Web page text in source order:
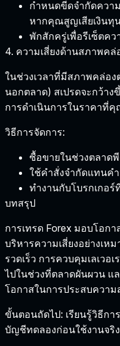
กำหนดขีดจำกัดควา
หากคุณสูญเสียเงินทุ
พักสักครู่เพื่อรีเซ็ตค
4. ความเสี่ยงด้านสภาพคล่
ในช่วงเวลาที่มีสภาพคล่อง
นอกตลาด) สเปรดจะกว้า
การดำเนินการในราคาที่
วิธีการจัดการ:
ซื้อขายในช่วงตลาด
ใช้คำสั่งจำกัดแทนคำ
ทำงานกับโบรกเกอร์
บทสรุป
การเทรด Forex มอบโอก
บริหารความเสี่ยงอย่างเห
รวดเร็ว การควบคุมเลเวอ
ไปในช่วงที่ตลาดผันผวน แ
โอกาสในการประสบความ
ขั้นตอนถัดไป: เรียนรู้วิธีก
บัญชีทดลองก่อนใช้งานจริง